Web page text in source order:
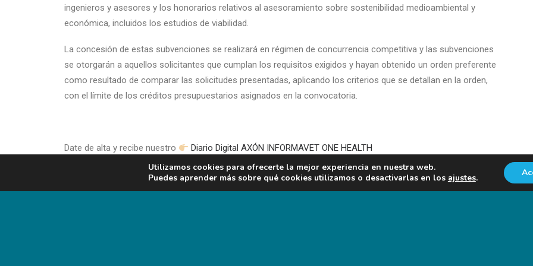
ingenieros y asesores y los honorarios relativos al asesoramiento sobre sostenibilidad medioambiental y
económica, incluidos los estudios de viabilidad.
La concesión de estas subvenciones se realizará en régimen de concurrencia competitiva y las subvenciones
se otorgarán a aquellos solicitantes que cumplan los requisitos exigidos y hayan obtenido un orden preferente
como resultado de comparar las solicitudes presentadas, aplicando los criterios que se detallan en la orden,
con el límite de los créditos presupuestarios asignados en la convocatoria.
Date de alta y recibe nuestro Diario Digital AXÓN INFORMAVET ONE HEALTH
Date de alta y recibe nuestro Boletín Digital de Foro Agro Ganadero
Utilizamos cookies para ofrecerte la mejor experiencia en nuestra web.
Puedes aprender más sobre qué cookies utilizamos o desactivarlas en los ajustes.